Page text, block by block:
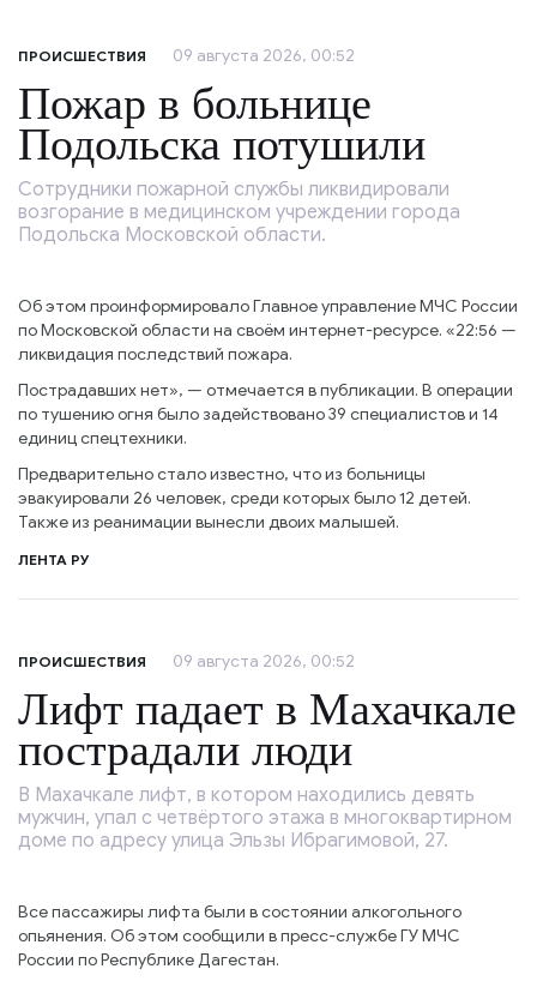
ПРОИСШЕСТВИЯ 09 августа 2026, 00:52
Пожар в больнице
Подольска потушили
Сотрудники пожарной службы ликвидировали
возгорание в медицинском учреждении города
Подольска Московской области.
Об этом проинформировало Главное управление МЧС России
по Московской области на своём интернет-ресурсе. «22:56 —
ликвидация последствий пожара.
Пострадавших нет», — отмечается в публикации. В операции
по тушению огня было задействовано 39 специалистов и 14
единиц спецтехники.
Предварительно стало известно, что из больницы
эвакуировали 26 человек, среди которых было 12 детей.
Также из реанимации вынесли двоих малышей.
ЛЕНТА РУ
ПРОИСШЕСТВИЯ 09 августа 2026, 00:52
Лифт падает в Махачкале
пострадали люди
В Махачкале лифт, в котором находились девять
мужчин, упал с четвёртого этажа в многоквартирном
доме по адресу улица Эльзы Ибрагимовой, 27.
Все пассажиры лифта были в состоянии алкогольного
опьянения. Об этом сообщили в пресс-службе ГУ МЧС
России по Республике Дагестан.